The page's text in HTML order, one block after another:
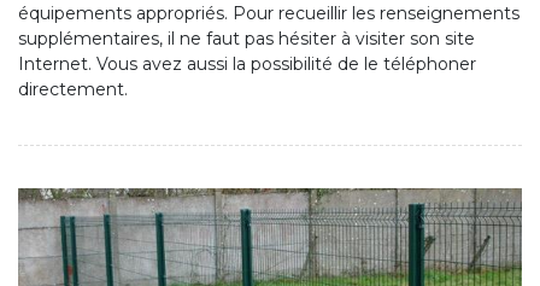
équipements appropriés. Pour recueillir les renseignements
supplémentaires, il ne faut pas hésiter à visiter son site
Internet. Vous avez aussi la possibilité de le téléphoner
directement.